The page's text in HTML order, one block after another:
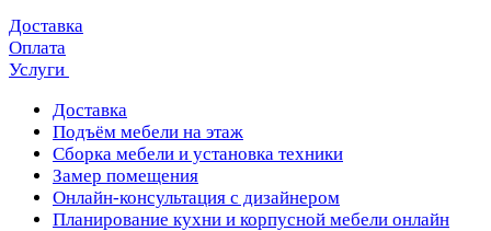
Доставка
Оплата
Услуги
Доставка
Подъём мебели на этаж
Сборка мебели и установка техники
Замер помещения
Онлайн-консультация с дизайнером
Планирование кухни и корпусной мебели онлайн